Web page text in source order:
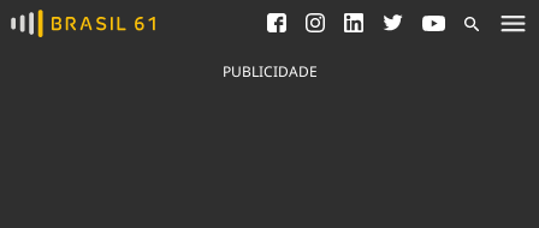
Ver todas as notícias
Saneamento
Indicadores
PUBLICIDADE